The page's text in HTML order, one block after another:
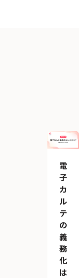
電
子
カ
ル
テ
の
義
務
化
は